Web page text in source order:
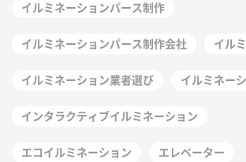
イルミネーションパース制作
イルミネーションパース制作会社 イル
イルミネーション業者選び イルミネー
インタラクティブイルミネーション
エコイルミネーション エレベーター